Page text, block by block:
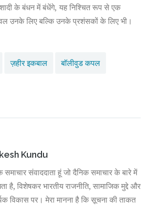
के बंधन में बंधेंगे, यह निश्चित रूप से एक
उनके लिए बल्कि उनके प्रशंसकों के लिए भी।
ज़हीर इकबाल बॉलीवुड कपल
Kundu
समाचार संवाददाता हूं जो दैनिक समाचार के बारे में
है, विशेषकर भारतीय राजनीति, सामाजिक मुद्दे और
विकास पर। मेरा मानना है कि सूचना की ताकत